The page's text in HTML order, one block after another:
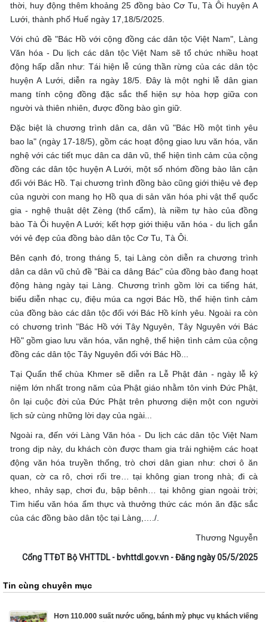
thời, huy động thêm khoảng 25 đồng bào Cơ Tu, Tà Ôi huyện A
Lưới, thành phố Huế ngày 17,18/5/2025.
Với chủ đề "Bác Hồ với cộng đồng các dân tộc Việt Nam", Làng
Văn hóa - Du lịch các dân tộc Việt Nam sẽ tổ chức nhiều hoạt
động hấp dẫn như: Tái hiện lễ cúng thần rừng của các dân tộc
huyện A Lưới, diễn ra ngày 18/5. Đây là một nghi lễ dân gian
mang tính cộng đồng đặc sắc thể hiện sự hòa hợp giữa con
người và thiên nhiên, được đồng bào gìn giữ.
Đặc biệt là chương trình dân ca, dân vũ "Bác Hồ một tình yêu
bao la" (ngày 17-18/5), gồm các hoạt động giao lưu văn hóa, văn
nghệ với các tiết mục dân ca dân vũ, thể hiện tình cảm của cộng
đồng các dân tộc huyện A Lưới, một số nhóm đồng bào lân cận
đối với Bác Hồ. Tại chương trình đồng bào cũng giới thiệu vẻ đẹp
của người con mang họ Hồ qua di sản văn hóa phi vật thể quốc
gia - nghệ thuật dệt Zèng (thổ cẩm), là niềm tự hào của đồng
bào Tà Ôi huyện A Lưới; kết hợp giới thiệu văn hóa - du lịch gắn
với vẻ đẹp của đồng bào dân tộc Cơ Tu, Tà Ôi.
Bên cạnh đó, trong tháng 5, tại Làng còn diễn ra chương trình
dân ca dân vũ chủ đề "Bài ca dâng Bác" của đồng bào đang hoạt
động hàng ngày tại Làng. Chương trình gồm lời ca tiếng hát,
biểu diễn nhạc cụ, điệu múa ca ngợi Bác Hồ, thể hiện tình cảm
của đồng bào các dân tộc đối với Bác Hồ kính yêu. Ngoài ra còn
có chương trình "Bác Hồ với Tây Nguyên, Tây Nguyên với Bác
Hồ" gồm giao lưu văn hóa, văn nghệ, thể hiện tình cảm của cộng
đồng các dân tộc Tây Nguyên đối với Bác Hồ...
Tại Quẩn thể chùa Khmer sẽ diễn ra Lễ Phật đản - ngày lễ kỷ
niệm lớn nhất trong năm của Phật giáo nhằm tôn vinh Đức Phật,
ôn lại cuộc đời của Đức Phật trên phương diện một con người
lịch sử cùng những lời dạy của ngài...
Ngoài ra, đến với Làng Văn hóa - Du lịch các dân tộc Việt Nam
trong dịp này, du khách còn được tham gia trải nghiệm các hoạt
động văn hóa truyền thống, trò chơi dân gian như: chơi ô ăn
quan, cờ ca rô, chơi rối tre… tại không gian trong nhà; đi cà
kheo, nhảy sạp, chơi đu, bập bênh… tại không gian ngoài trời;
Tìm hiểu văn hóa ẩm thực và thưởng thức các món ăn đặc sắc
của các đồng bào dân tộc tại Làng,…./.
Thương Nguyễn
Cổng TTĐT Bộ VHTTDL - bvhttdl.gov.vn - Đăng ngày 05/5/2025
Tin cùng chuyên mục
Hơn 110.000 suất nước uống, bánh mỳ phục vụ khách viếng